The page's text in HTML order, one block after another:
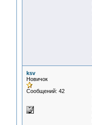
ksv
Новичок
Сообщений: 42